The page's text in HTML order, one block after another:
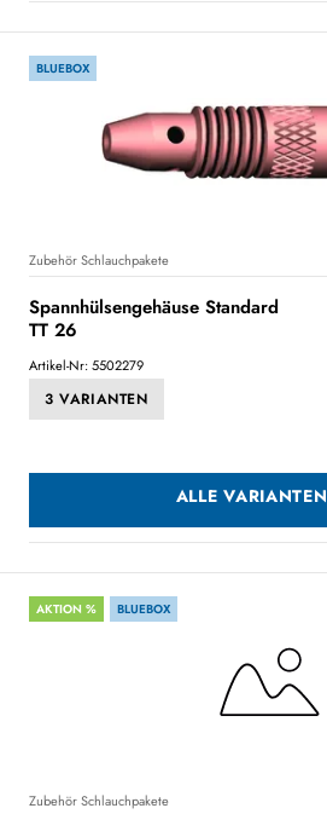
BLUEBOX
Zubehör Schlauchpakete
Spannhülsengehäuse Standard
TT 26
Artikel-Nr: 5502279
3 VARIANTEN
ALLE VARIANTEN
AKTION % BLUEBOX
Zubehör Schlauchpakete